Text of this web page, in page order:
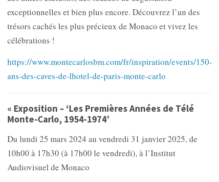
exceptionnelles et bien plus encore. Découvrez l’un des
trésors cachés les plus précieux de Monaco et vivez les
célébrations !
https://www.montecarlosbm.com/fr/inspiration/events/150-
ans-des-caves-de-lhotel-de-paris-monte-carlo
« Exposition – ‘Les Premières Années de Télé
Monte-Carlo, 1954-1974’
Du lundi 25 mars 2024 au vendredi 31 janvier 2025, de
10h00 à 17h30 (à 17h00 le vendredi), à l’Institut
Audiovisuel de Monaco